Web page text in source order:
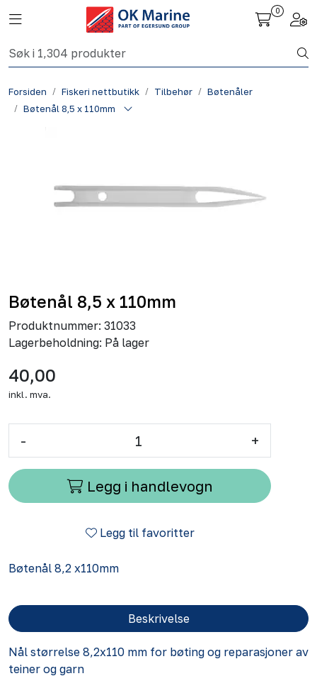
Skip to main content
Toggle navigation
0
Forsiden Fiskeri nettbutikk Tilbehør
Bøtenåler
Bøtenål 8,5 x 110mm
Bøtenål 8,5 x 110mm
Produktnummer: 31033
Lagerbeholdning: På lager
40,00
inkl. mva.
- +
Legg i handlevogn
Legg til favoritter
Bøtenål 8,2 x110mm
Beskrivelse
Nål størrelse 8,2x110 mm for bøting og reparasjoner av
teiner og garn
Fiskeri nettbutikk
Havbruk